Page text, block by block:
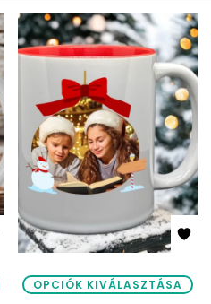
OPCIÓK KIVÁLASZTÁSA